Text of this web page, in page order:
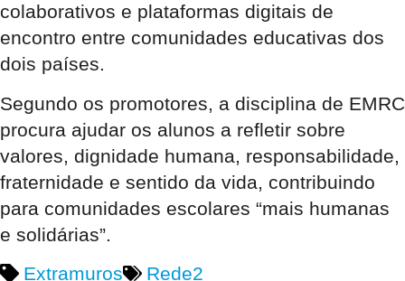
colaborativos e plataformas digitais de
encontro entre comunidades educativas dos
dois países.
Segundo os promotores, a disciplina de EMRC
procura ajudar os alunos a refletir sobre
valores, dignidade humana, responsabilidade,
fraternidade e sentido da vida, contribuindo
para comunidades escolares “mais humanas
e solidárias”.
Extramuros
Rede2